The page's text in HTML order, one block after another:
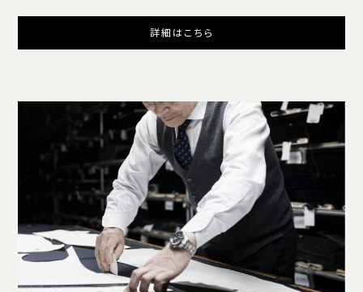
詳細はこちら